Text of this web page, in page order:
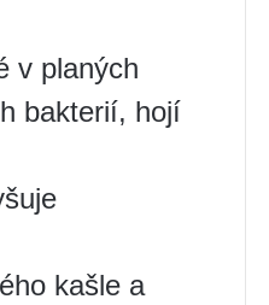
v planých
bakterií, hojí
kašle a